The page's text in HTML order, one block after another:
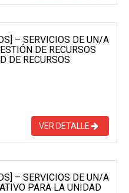
– SERVICIOS DE UN/A
DE RECURSOS
DE RECURSOS
VER DETALLE
– SERVICIOS DE UN/A
PARA LA UNIDAD